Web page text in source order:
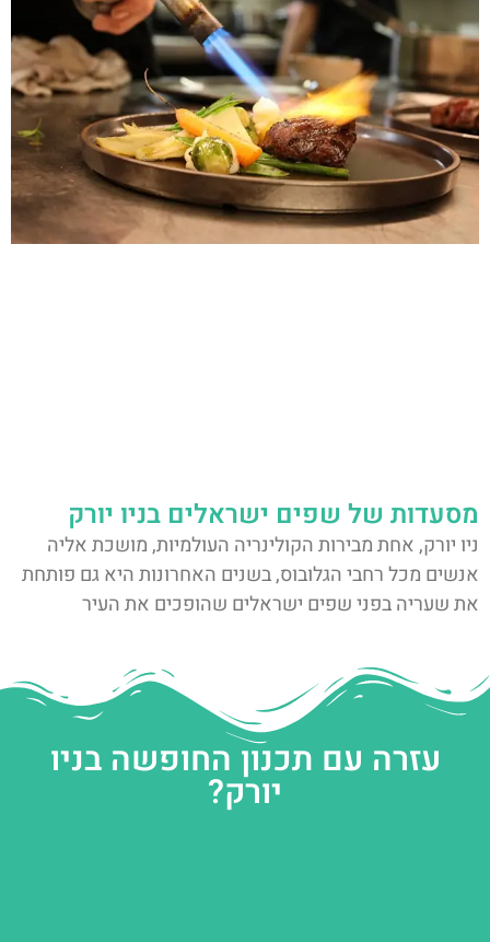
מסעדות של שפים ישראלים בניו יורק
ניו יורק, אחת מבירות הקולינריה העולמיות, מושכת אליה
אנשים מכל רחבי הגלובוס, בשנים האחרונות היא גם פותחת
את שעריה בפני שפים ישראלים שהופכים את העיר
עזרה עם תכנון החופשה בניו
יורק?